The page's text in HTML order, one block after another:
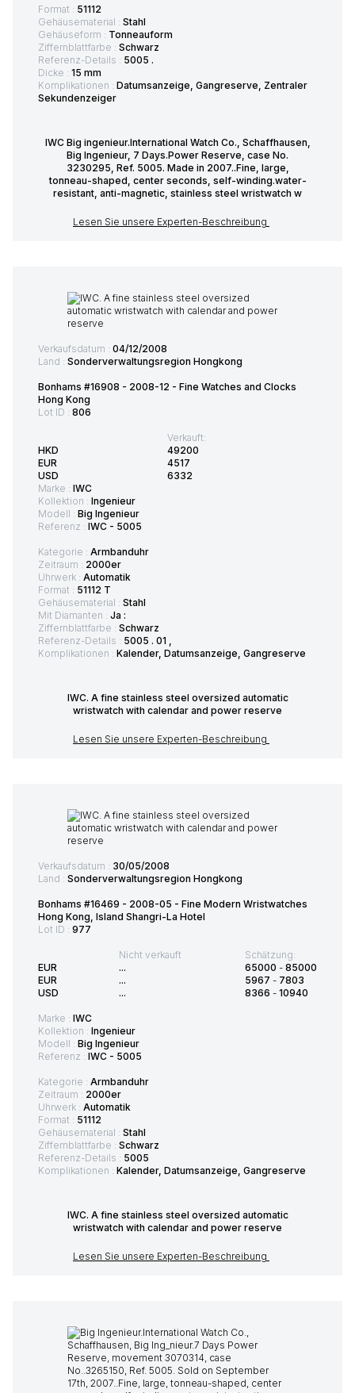
Format : 51112
Gehäusematerial : Stahl
Gehäuseform : Tonneauform
Ziffernblattfarbe : Schwarz
Referenz-Details : 5005 .
Dicke : 15 mm
Komplikationen : Datumsanzeige, Gangreserve, Zentraler
Sekundenzeiger
IWC Big ingenieur.International Watch Co., Schaffhausen,
Big Ingenieur, 7 Days.Power Reserve, case No.
3230295, Ref. 5005. Made in 2007..Fine, large,
tonneau-shaped, center seconds, self-winding.water-
resistant, anti-magnetic, stainless steel wristwatch w
Lesen Sie unsere Experten-Beschreibung
Verkaufsdatum : 04/12/2008
Land : Sonderverwaltungsregion Hongkong
Bonhams #16908 - 2008-12 - Fine Watches and Clocks
Hong Kong
Lot ID : 806
HKD
EUR
USD
Verkauft:
49200
4517
6332
Marke : IWC
Kollektion : Ingenieur
Modell : Big Ingenieur
Referenz : IWC - 5005
Kategorie : Armbanduhr
Zeitraum : 2000er
Uhrwerk : Automatik
Format : 51112 T
Gehäusematerial : Stahl
Mit Diamanten : Ja :
Ziffernblattfarbe : Schwarz
Referenz-Details : 5005 . 01 ,
Komplikationen : Kalender, Datumsanzeige, Gangreserve
IWC. A fine stainless steel oversized automatic
wristwatch with calendar and power reserve
Lesen Sie unsere Experten-Beschreibung
Verkaufsdatum : 30/05/2008
Land : Sonderverwaltungsregion Hongkong
Bonhams #16469 - 2008-05 - Fine Modern Wristwatches
Hong Kong, Island Shangri-La Hotel
Lot ID : 977
EUR
EUR
USD
Nicht verkauft
...
...
...
Schätzung:
65000 - 85000
5967 - 7803
8366 - 10940
Marke : IWC
Kollektion : Ingenieur
Modell : Big Ingenieur
Referenz : IWC - 5005
Kategorie : Armbanduhr
Zeitraum : 2000er
Uhrwerk : Automatik
Format : 51112
Gehäusematerial : Stahl
Ziffernblattfarbe : Schwarz
Referenz-Details : 5005
Komplikationen : Kalender, Datumsanzeige, Gangreserve
IWC. A fine stainless steel oversized automatic
wristwatch with calendar and power reserve
Lesen Sie unsere Experten-Beschreibung